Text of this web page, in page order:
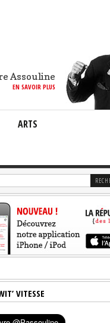
Assouline
EN SAVOIR PLUS
ARTS
VITESSE